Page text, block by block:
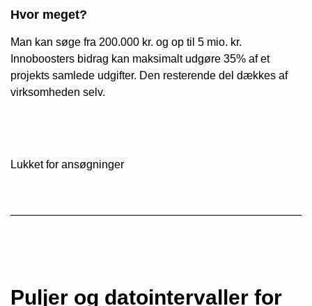
Lukket for ansøgninger
Hvor meget?
Man kan søge fra 200.000 kr. og op til 5 mio. kr.
Innoboosters bidrag kan maksimalt udgøre 35% af et
projekts samlede udgifter. Den resterende del dækkes af
virksomheden selv.
Puljer og datointervaller for